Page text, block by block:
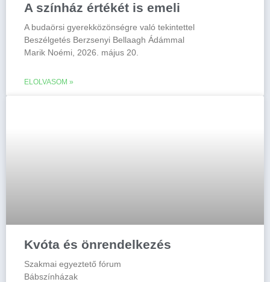
A színház értékét is emeli
A budaörsi gyerekközönségre való tekintettel
Beszélgetés Berzsenyi Bellaagh Ádámmal
Marik Noémi, 2026. május 20.
ELOLVASOM »
Kvóta és önrendelkezés
Szakmai egyeztető fórum
Bábszínházak